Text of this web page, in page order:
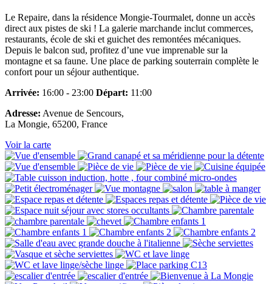
Le Repaire, dans la résidence Mongie-Tourmalet, donne un accès
direct aux pistes de ski ! La galerie marchande inclut commerces,
restaurants, école de ski et guichet des remontées mécaniques.
Depuis le balcon sud, profitez d’une vue imprenable sur la
montagne et sa faune. Une place de parking souterrain complète le
confort pour un séjour authentique.
Arrivée: 16:00 - 23:00 Départ: 11:00
Adresse: Avenue de Sencours,
La Mongie, 65200, France
Voir la carte